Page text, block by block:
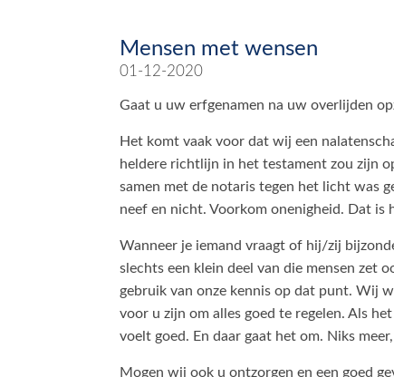
Mensen met wensen
01-12-2020
Gaat u uw erfgenamen na uw overlijden
Het komt vaak voor dat wij een
heldere richtlijn in het testament zou zijn
samen met de notaris tegen het licht was
neef en nicht. Voorkom onenigheid. Dat is
Wanneer je iemand vraagt of hij/zij
slechts een klein deel van die mensen zet
gebruik van onze kennis op dat punt. Wij
voor u zijn om alles goed te regelen. Als
voelt goed. En daar gaat het om. Niks
Mogen wij ook u ontzorgen en een goed